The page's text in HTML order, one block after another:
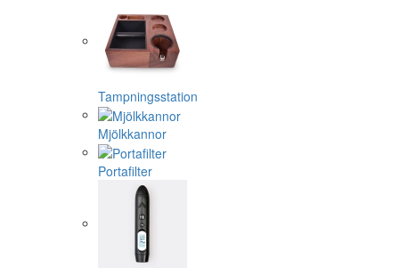
Tampningsstation
Mjölkkannor
Portafilter